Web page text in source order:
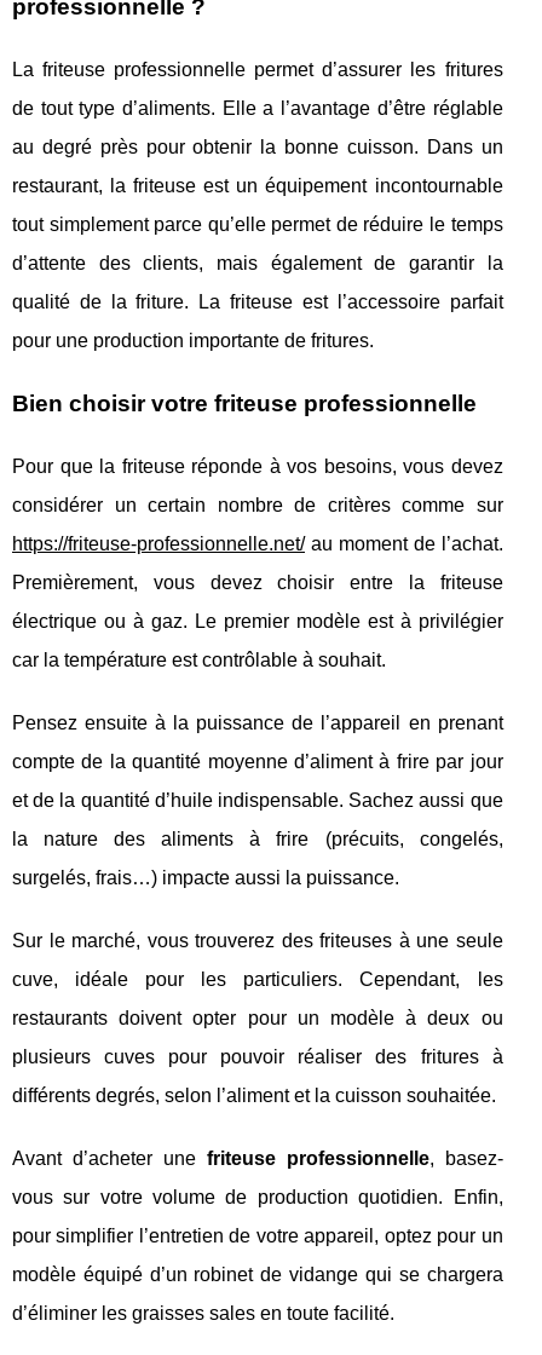
professionnelle ?
La friteuse professionnelle permet d’assurer les fritures
de tout type d’aliments. Elle a l’avantage d’être réglable
au degré près pour obtenir la bonne cuisson. Dans un
restaurant, la friteuse est un équipement incontournable
tout simplement parce qu’elle permet de réduire le temps
d’attente des clients, mais également de garantir la
qualité de la friture. La friteuse est l’accessoire parfait
pour une production importante de fritures.
Bien choisir votre friteuse professionnelle
Pour que la friteuse réponde à vos besoins, vous devez
considérer un certain nombre de critères comme sur
https://friteuse-professionnelle.net/au moment de l’achat.
Premièrement, vous devez choisir entre la friteuse
électrique ou à gaz. Le premier modèle est à privilégier
car la température est contrôlable à souhait.
Pensez ensuite à la puissance de l’appareil en prenant
compte de la quantité moyenne d’aliment à frire par jour
et de la quantité d’huile indispensable. Sachez aussi que
la nature des aliments à frire (précuits, congelés,
surgelés, frais…) impacte aussi la puissance.
Sur le marché, vous trouverez des friteuses à une seule
cuve, idéale pour les particuliers. Cependant, les
restaurants doivent opter pour un modèle à deux ou
plusieurs cuves pour pouvoir réaliser des fritures à
différents degrés, selon l’aliment et la cuisson souhaitée.
Avant d’acheter une friteuse professionnelle, basez-
vous sur votre volume de production quotidien. Enfin,
pour simplifier l’entretien de votre appareil, optez pour un
modèle équipé d’un robinet de vidange qui se chargera
d’éliminer les graisses sales en toute facilité.